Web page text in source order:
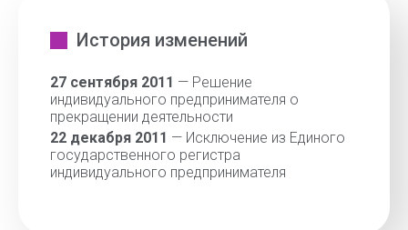
История изменений
27 сентября 2011 — Решение
индивидуального предпринимателя о
прекращении деятельности
22 декабря 2011 — Исключение из Единого
государственного регистра
индивидуального предпринимателя